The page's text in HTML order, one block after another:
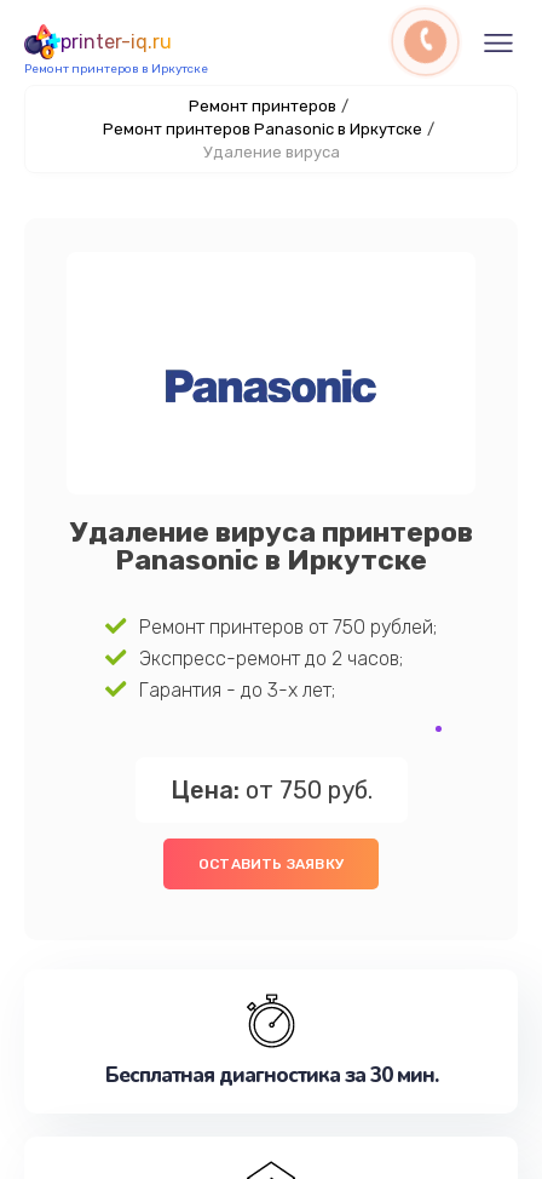
printer-iq.ru
Ремонт принтеров в Иркутске
Ремонт принтеров /
Ремонт принтеров Panasonic в Иркутске /
Удаление вируса
Удаление вируса принтеров
Panasonic в Иркутске
Ремонт принтеров от 750 рублей;
Экспресс-ремонт до 2 часов;
Гарантия - до 3-х лет;
Цена: от 750 руб.
ОСТАВИТЬ ЗАЯВКУ
Бесплатная диагностика за 30 мин.